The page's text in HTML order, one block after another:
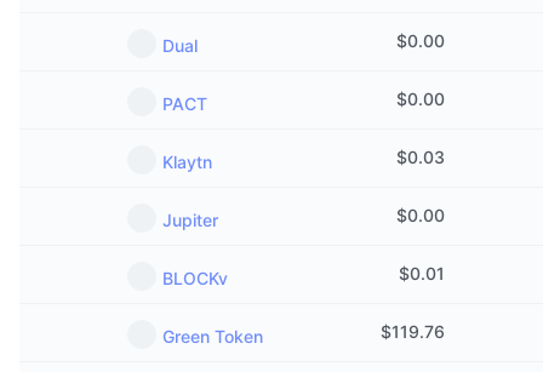
Dual $0.00
PACT $0.00
Klaytn $0.03
Jupiter $0.00
BLOCKv $0.01
Green Token $119.76